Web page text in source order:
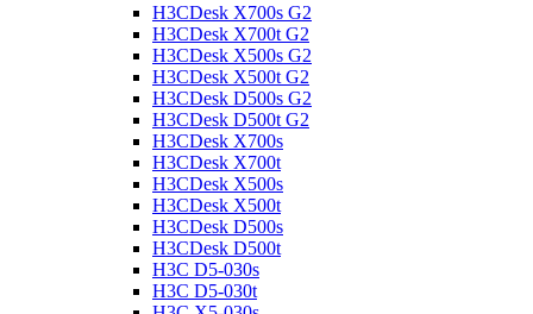
H3CDesk X700s G2
H3CDesk X700t G2
H3CDesk X500s G2
H3CDesk X500t G2
H3CDesk D500s G2
H3CDesk D500t G2
H3CDesk X700s
H3CDesk X700t
H3CDesk X500s
H3CDesk X500t
H3CDesk D500s
H3CDesk D500t
H3C D5-030s
H3C D5-030t